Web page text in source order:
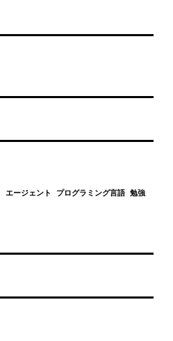
エージェント プログラミング言語 勉強